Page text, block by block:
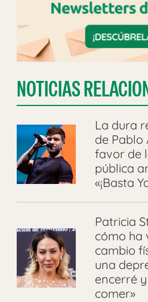
NOTICIAS
La dura
de Pablo
favor de
pública
«¡Basta
Patricia
cómo ha
cambio
una
encerré
comer»